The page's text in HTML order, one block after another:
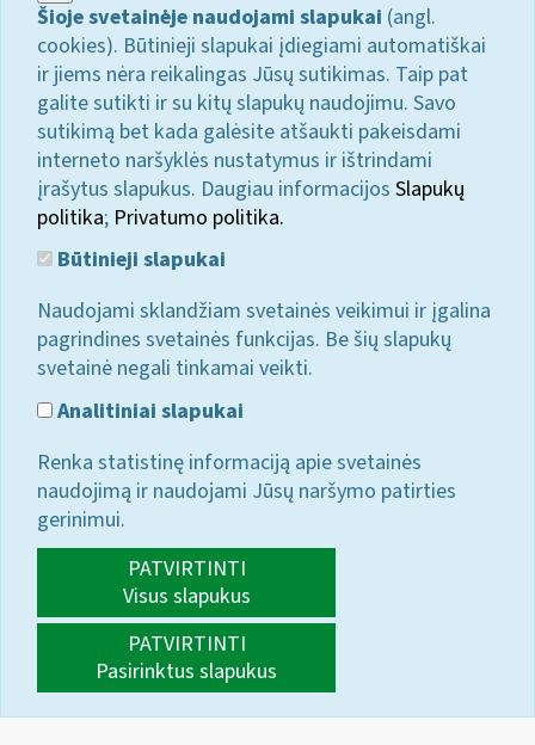
Šioje svetainėje naudojami slapukai (angl.
cookies). Būtinieji slapukai įdiegiami automatiškai
ir jiems nėra reikalingas Jūsų sutikimas. Taip pat
galite sutikti ir su kitų slapukų naudojimu. Savo
sutikimą bet kada galėsite atšaukti pakeisdami
interneto naršyklės nustatymus ir ištrindami
įrašytus slapukus. Daugiau informacijos Slapukų
politika; Privatumo politika.
Būtinieji slapukai
Naudojami sklandžiam svetainės veikimui ir įgalina
pagrindines svetainės funkcijas. Be šių slapukų
svetainė negali tinkamai veikti.
Analitiniai slapukai
Renka statistinę informaciją apie svetainės
naudojimą ir naudojami Jūsų naršymo patirties
gerinimui.
PATVIRTINTI
Visus slapukus
PATVIRTINTI
Pasirinktus slapukus